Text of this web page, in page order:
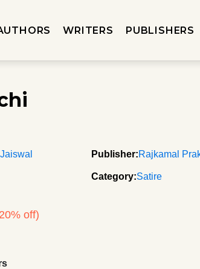
WRITERS PUBLISHERS
Publisher:Rajkamal
Category:Satire
off)